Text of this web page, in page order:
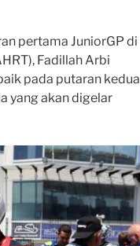
pertama JuniorGP di
Fadillah Arbi
pada putaran kedua
yang akan digelar